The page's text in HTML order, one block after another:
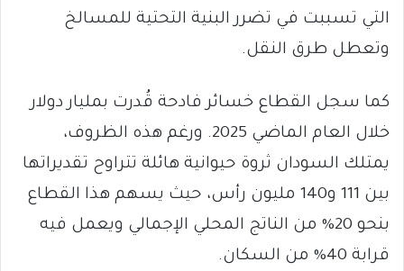
التي تسببت في تضرر البنية التحتية للمسالخ
وتعطل طرق النقل.
كما سجل القطاع خسائر فادحة قُدرت بمليار دولار
خلال العام الماضي 2025. ورغم هذه الظروف،
يمتلك السودان ثروة حيوانية هائلة تتراوح تقديراتها
بين 111 و140 مليون رأس، حيث يسهم هذا القطاع
بنحو 20% من الناتج المحلي الإجمالي ويعمل فيه
قرابة 40% من السكان.